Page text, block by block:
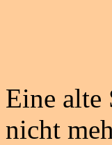
Eine alte
nicht